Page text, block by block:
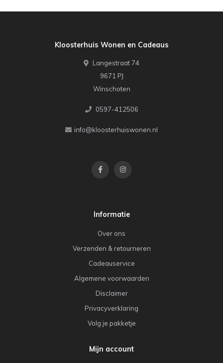
Kloosterhuis Wonen en Cadeaus
Langestraat 74
9671 PJ
Winschoten
0597-412506
info@kloosterhuiswonen.nl
Informatie
Over ons
Verzenden & retourneren
Cadeauservice
Algemene voorwaarden
Disclaimer
Privacyverklaring
Volg je pakketje
Mijn account